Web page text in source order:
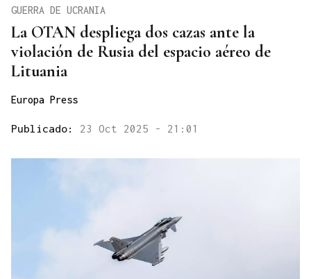
La OTAN despliega dos cazas ante la
violación de Rusia del espacio aéreo de
Lituania
GUERRA DE UCRANIA
Europa Press
Publicado: 23 Oct 2025 - 21:01